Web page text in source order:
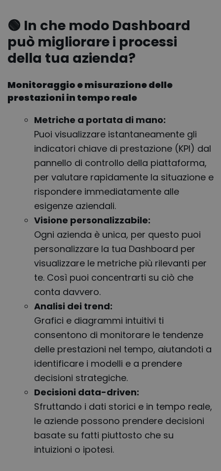
🟢 In che modo Dashboard
può migliorare i processi
della tua azienda?
Monitoraggio e misurazione delle
prestazioni in tempo reale
Metriche a portata di mano:
Puoi visualizzare istantaneamente gli
indicatori chiave di prestazione (KPI) dal
pannello di controllo della piattaforma,
per valutare rapidamente la situazione e
rispondere immediatamente alle
esigenze aziendali.
Visione personalizzabile:
Ogni azienda è unica, per questo puoi
personalizzare la tua Dashboard per
visualizzare le metriche più rilevanti per
te. Così puoi concentrarti su ciò che
conta davvero.
Analisi dei trend:
Grafici e diagrammi intuitivi ti
consentono di monitorare le tendenze
delle prestazioni nel tempo, aiutandoti a
identificare i modelli e a prendere
decisioni strategiche.
Decisioni data-driven:
Sfruttando i dati storici e in tempo reale,
le aziende possono prendere decisioni
basate su fatti piuttosto che su
intuizioni o ipotesi.